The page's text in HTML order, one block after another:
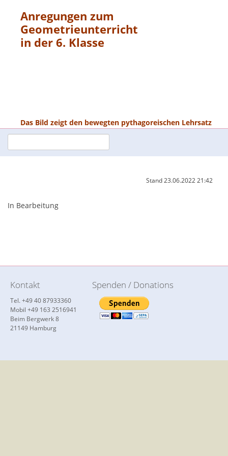
Anregungen zum
Geometrieunterricht
in der 6. Klasse
Das Bild zeigt den bewegten pythagoreischen Lehrsatz
Stand23.06.2022 21:42
In Bearbeitung
Kontakt
Tel. +49 40 87933360
Mobil +49 163 2516941
Beim Bergwerk 8
21149 Hamburg
Spenden / Donations